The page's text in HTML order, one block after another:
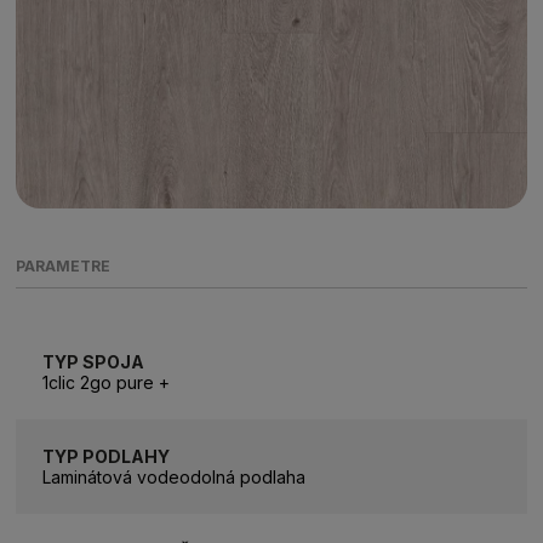
PARAMETRE
TYP SPOJA
1clic 2go pure +
TYP PODLAHY
Laminátová vodeodolná podlaha